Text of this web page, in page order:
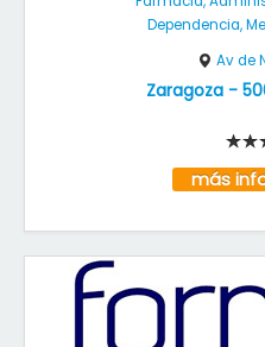
Dependencia,
Av de
Zaragoza-
más